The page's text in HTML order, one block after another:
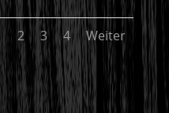
2 3 4 Weiter